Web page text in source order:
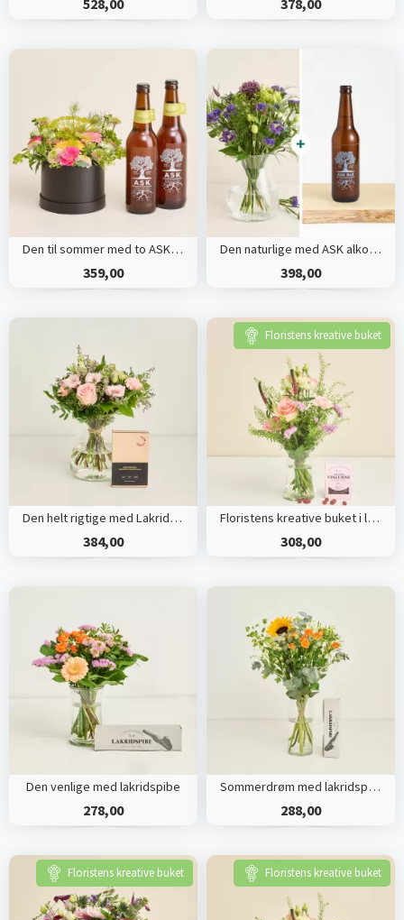
Den til sommer med to ASK Strandurt Nr. 7
359,00
Den naturlige med ASK alkoholfri øl nr. 8
398,00
Den helt rigtige med Lakridseriet Skagen
384,00
Floristens kreative buket
Floristens kreative buket i lyserøde nuancer med vingummier
308,00
Den venlige med lakridspibe
278,00
Sommerdrøm med lakridspibe
288,00
Floristens kreative buket Floristens kreative buket